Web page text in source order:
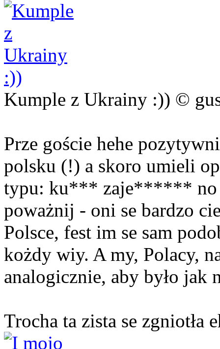
Kumple z Ukrainy :)) ©
Prze goście hehe
polsku (!) a skoro umieli
typu: ku*** zaje****** no
poważnij - oni se bardzo
Polsce, fest im se sam
kożdy wiy. A my, Polacy,
analogicznie, aby było jak
Trocha ta zista se zgniotła